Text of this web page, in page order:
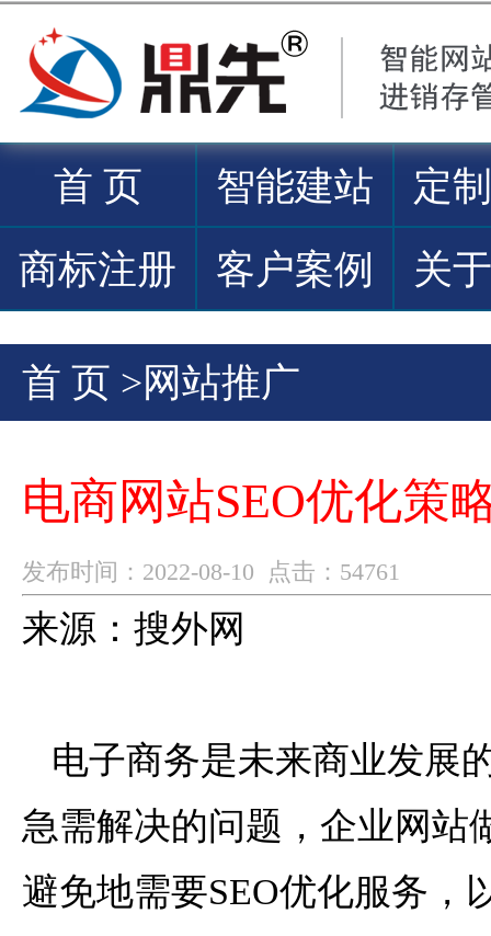
首 页 智能建站
定
商标注册
客户案例 关
首 页 >网站推广
电商网站SEO优化策
发布时间：2022-08-10 点击：54761
来源：搜外网
电子商务是未来商业发展
急需解决的问题，企业网站
避免地需要SEO优化服务，